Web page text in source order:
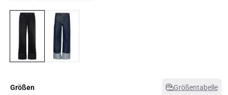
Größen Größentabelle